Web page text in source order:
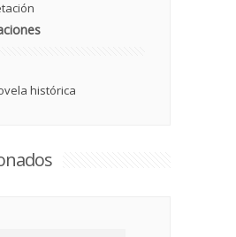
histórica